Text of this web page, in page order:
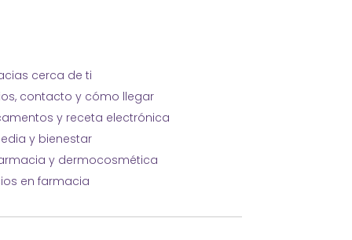
cerca de ti
contacto y cómo llegar
y receta electrónica
y bienestar
y dermocosmética
en farmacia